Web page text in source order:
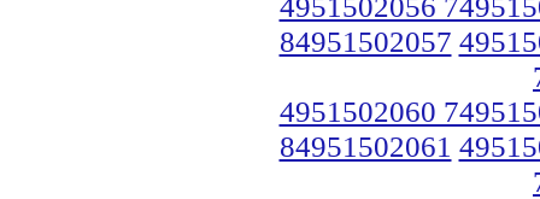
84951502057
4951502060
84951502061